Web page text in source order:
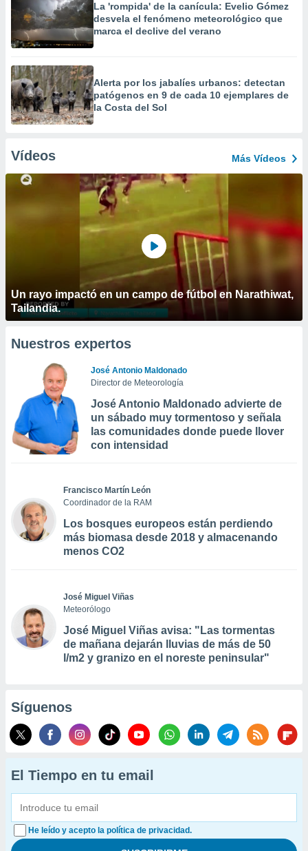
La 'rompida' de la canícula: Evelio Gómez
desvela el fenómeno meteorológico que
marca el declive del verano
Alerta por los jabalíes urbanos: detectan
patógenos en 9 de cada 10 ejemplares de
la Costa del Sol
Vídeos Más Vídeos
Un rayo impactó en un campo de fútbol en Narathiwat,
Tailandia.
Nuestros expertos
José Antonio Maldonado
Director de Meteorología
José Antonio Maldonado advierte de
un sábado muy tormentoso y señala
las comunidades donde puede llover
con intensidad
Francisco Martín León
Coordinador de la RAM
Los bosques europeos están perdiendo
más biomasa desde 2018 y almacenando
menos CO2
José Miguel Viñas
Meteorólogo
José Miguel Viñas avisa: "Las tormentas
de mañana dejarán lluvias de más de 50
l/m2 y granizo en el noreste peninsular"
Síguenos
El Tiempo en tu email
He leído y acepto la política de privacidad.